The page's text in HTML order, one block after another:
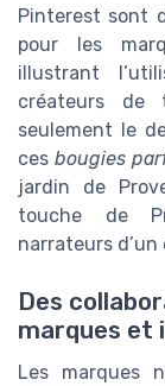
Pinterest sont
pour les
illustrant
créateurs de
seulement le
ces bougies
jardin de
touche de
narrateurs d’un
Des
marques et
Les marques